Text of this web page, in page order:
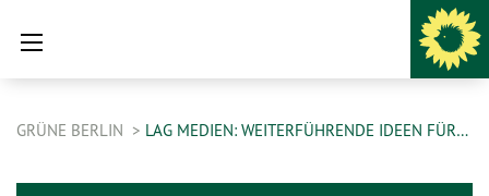
GRÜNE BERLIN LAG MEDIEN: WEITERFÜHRENDE IDEEN FÜR…